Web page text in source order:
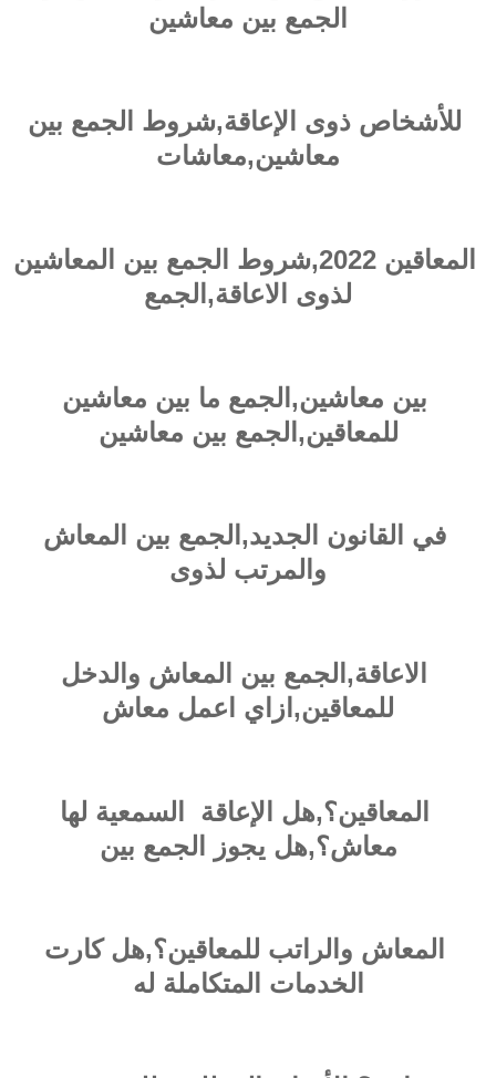
الجمع بين معاشين
للأشخاص ذوى الإعاقة,شروط الجمع بين
معاشين,معاشات
المعاقين 2022,شروط الجمع بين المعاشين
لذوى الاعاقة,الجمع
بين معاشين,الجمع ما بين معاشين
للمعاقين,الجمع بين معاشين
في القانون الجديد,الجمع بين المعاش
والمرتب لذوى
الاعاقة,الجمع بين المعاش والدخل
للمعاقين,ازاي اعمل معاش
المعاقين؟,هل الإعاقة السمعية لها
معاش؟,هل يجوز الجمع بين
المعاش والراتب للمعاقين؟,هل كارت
الخدمات المتكاملة له